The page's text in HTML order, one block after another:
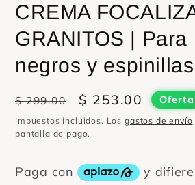
en
una
ventana
modal
CREMA
GRANITOS | Para
negros y espinillas
Precio
habitual
$ 299.00
Precio
de
oferta
$ 253.00 Oferta
Impuestos incluidos. Los gastos de envío
pantalla de pago.